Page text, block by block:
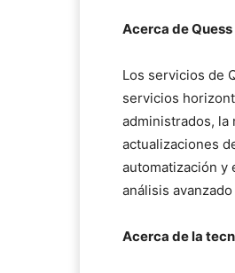
Acerca de Quess
Los servicios de
servicios
administrados, la
actualizaciones
automatización y
análisis
Acerca de la